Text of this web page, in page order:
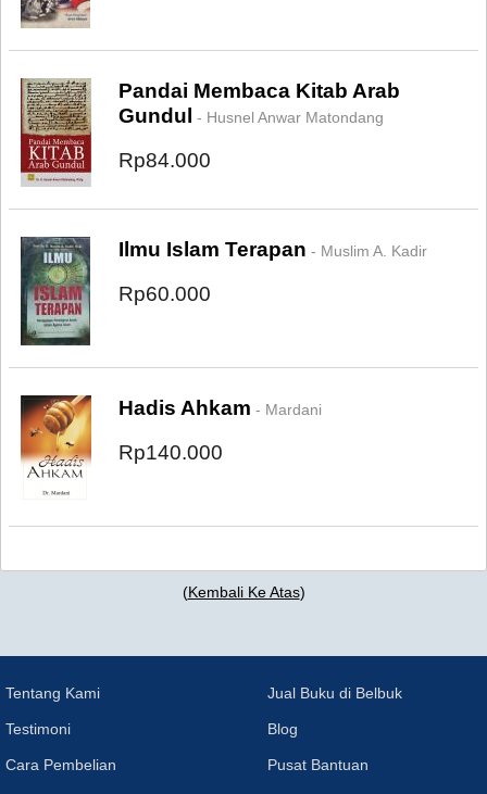
Pandai Membaca Kitab Arab
Gundul
- Husnel Anwar Matondang
Rp84.000
Ilmu Islam Terapan - Muslim A. Kadir
Rp60.000
Hadis Ahkam - Mardani
Rp140.000
(Kembali Ke Atas)
Tentang Kami
Testimoni
Cara Pembelian
Jual Buku di Belbuk
Blog
Pusat Bantuan